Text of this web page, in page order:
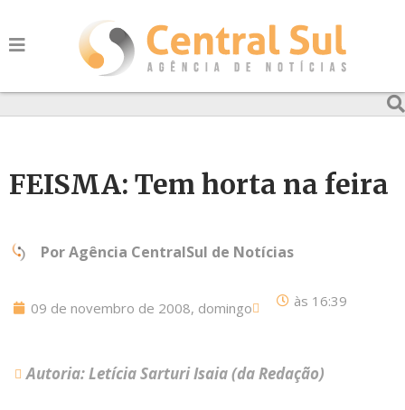
FEISMA: Tem horta na feira
PorAgência CentralSul de Notícias
09 de novembro de 2008, domingo às 16:39
Autoria: Letícia Sarturi Isaia (da Redação)